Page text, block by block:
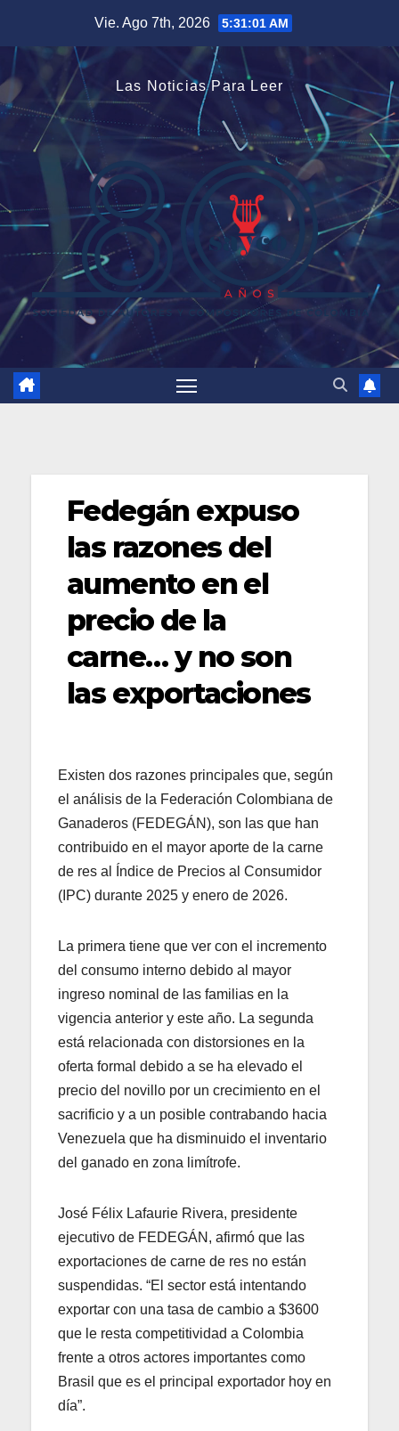
contenido
Vie. Ago 7th, 2026 5:31:02 AM
Las Noticias Para Leer
Fedegán expuso
las razones del
aumento en el
precio de la
carne… y no son
las exportaciones
Existen dos razones principales que, según
el análisis de la Federación Colombiana de
Ganaderos (FEDEGÁN), son las que han
contribuido en el mayor aporte de la carne
de res al Índice de Precios al Consumidor
(IPC) durante 2025 y enero de 2026.
La primera tiene que ver con el incremento
del consumo interno debido al mayor
ingreso nominal de las familias en la
vigencia anterior y este año. La segunda
está relacionada con distorsiones en la
oferta formal debido a se ha elevado el
precio del novillo por un crecimiento en el
sacrificio y a un posible contrabando hacia
Venezuela que ha disminuido el inventario
del ganado en zona limítrofe.
José Félix Lafaurie Rivera, presidente
ejecutivo de FEDEGÁN, afirmó que las
exportaciones de carne de res no están
suspendidas. “El sector está intentando
exportar con una tasa de cambio a $3600
que le resta competitividad a Colombia
frente a otros actores importantes como
Brasil que es el principal exportador hoy en
día”.